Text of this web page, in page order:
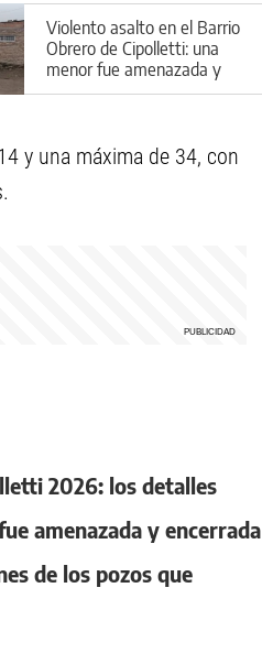
Violento asalto en el Barrio
Obrero de Cipolletti: una
menor fue amenazada y
encerrada
y una máxima de 34, con
2026: los detalles
amenazada y encerrada
de los pozos que